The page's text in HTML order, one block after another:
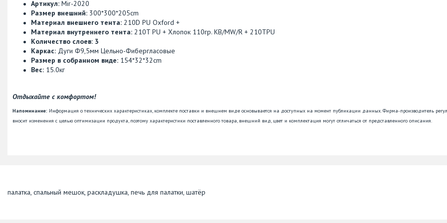
Артикул: Mir-2020
Размер внешний: 300*300*205cm
Материал внешнего тента: 210D PU Oxford +
Материал внутреннего тента: 210T PU + Хлопок 110гр. КВ/MW/R + 210TPU
Количество слоев: 3
Каркас: Дуги Ф9,5мм Цельно-Фибергласовые
Размер в собранном виде: 154*32*32cm
Вес: 15.0кг
Отдыхайте с комфортом!
Напоминание: Информация о технических характеристиках, комплекте поставки и внешнем виде основывается на доступных на момент публикации данных. Фирма-производитель
вносит изменения с целью оптимизации продукта, поэтому характеристики поставленного товара, внешний вид, цвет и комплектация могут отличаться от представленного описания.
палатка, спальный мешок, раскладушка, печь для палатки, шатёр